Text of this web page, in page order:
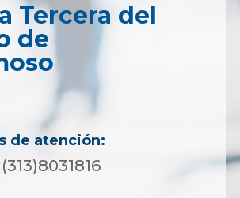
Tercera del
de
de atención: